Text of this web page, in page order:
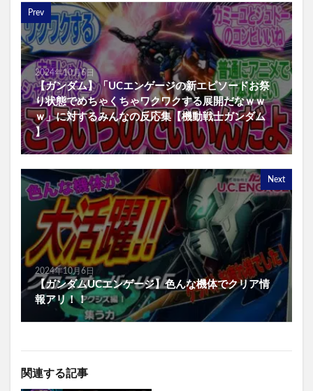
Prev
2024年10月6日
【ガンダム】「UCエンゲージの新エピソードお祭
り状態でめちゃくちゃワクワクする展開だなｗｗ
ｗ」に対するみんなの反応集【機動戦士ガンダム
】
Next
2024年10月6日
【ガンダムUCエンゲージ】色んな機体でクリア情
報アリ！！
関連する記事